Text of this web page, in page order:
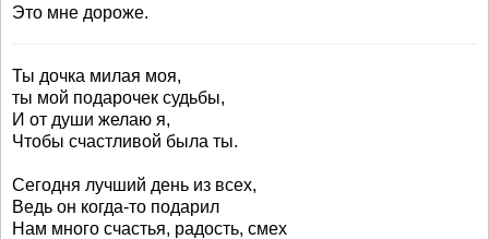
Это мне дороже.
Ты дочка милая моя,
ты мой подарочек судьбы,
И от души желаю я,
Чтобы счастливой была ты.
Сегодня лучший день из всех,
Ведь он когда-то подарил
Нам много счастья, радость, смех